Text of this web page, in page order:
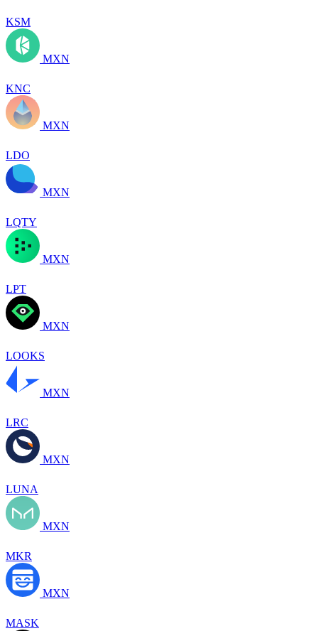
KSM
MXN
KNC
MXN
LDO
MXN
LQTY
MXN
LPT
MXN
LOOKS
MXN
LRC
MXN
LUNA
MXN
MKR
MXN
MASK